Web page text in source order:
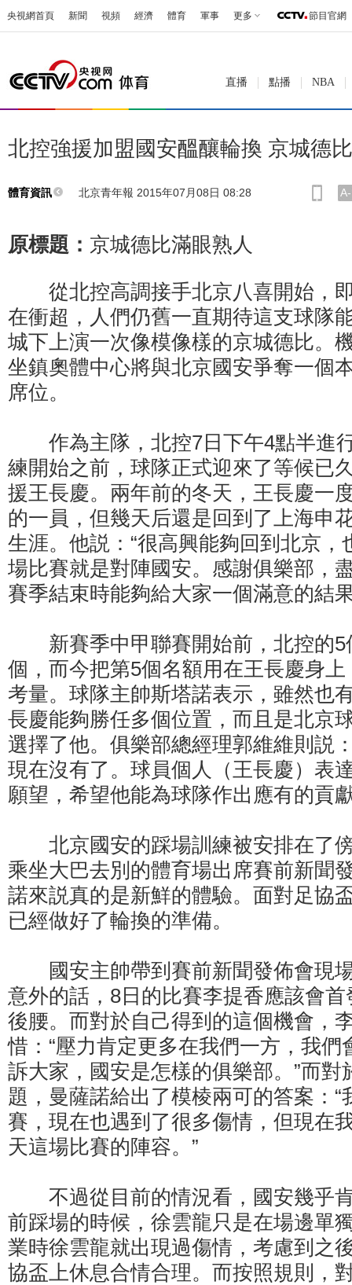
央視網首頁 新聞 視頻 經濟 體育 軍事 更多 節目官網
直播 點播 NBA
北控強援加盟國安醞釀輪換 京城德
體育資訊 北京青年報 2015年07月08日 08:28 A-
原標題： 京城德比滿眼熟人
從北控高調接手北京八喜開始，
在衝超，人們仍舊一直期待這支球隊
城下上演一次像模像樣的京城德比。
坐鎮奧體中心將與北京國安爭奪一個
席位。
作為主隊，北控7日下午4點半進
練開始之前，球隊正式迎來了等候已
援王長慶。兩年前的冬天，王長慶一
的一員，但幾天后還是回到了上海申
生涯。他説：“很高興能夠回到北京，
場比賽就是對陣國安。感謝俱樂部，
賽季結束時能夠給大家一個滿意的結
新賽季中甲聯賽開始前，北控的5
個，而今把第5個名額用在王長慶身
考量。球隊主帥斯塔諾表示，雖然也
長慶能夠勝任多個位置，而且是北京
選擇了他。俱樂部總經理郭維維則説
現在沒有了。球員個人（王長慶）表
願望，希望他能為球隊作出應有的貢
北京國安的踩場訓練被安排在了
乘坐大巴去別的體育場出席賽前新聞
諾來説真的是新鮮的體驗。面對足協
已經做好了輪換的準備。
國安主帥帶到賽前新聞發佈會現
意外的話，8日的比賽李提香應該會
後腰。而對於自己得到的這個機會，
惜：“壓力肯定更多在我們一方，我們
訴大家，國安是怎樣的俱樂部。”而對
題，曼薩諾給出了模棱兩可的答案：
賽，現在也遇到了很多傷情，但現在
天這場比賽的陣容。”
不過從目前的情況看，國安幾乎
前踩場的時候，徐雲龍只是在場邊單
業時徐雲龍就出現過傷情，考慮到之
協盃上休息合情合理。而按照規則，